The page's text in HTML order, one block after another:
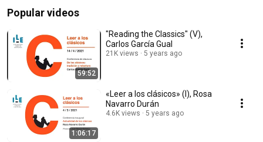
colonias escolares de vacaciones .
Popular videos
59:52
"Reading the Classics" (V),
Carlos García Gual
21K views 5 years ago
1:06:17
«Leer a los clásicos» (I), Rosa
Navarro Durán
4.6K views 5 years ago